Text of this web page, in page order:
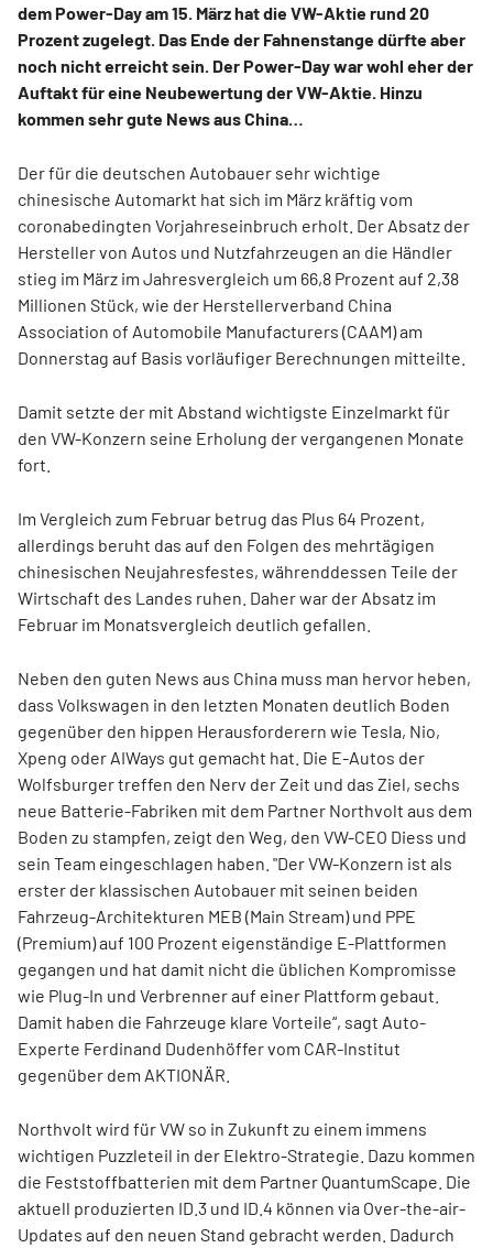
dem Power-Day am 15. März hat die VW-Aktie rund 20
Prozent zugelegt. Das Ende der Fahnenstange dürfte aber
noch nicht erreicht sein. Der Power-Day war wohl eher der
Auftakt für eine Neubewertung der VW-Aktie. Hinzu
kommen sehr gute News aus China…
Der für die deutschen Autobauer sehr wichtige
chinesische Automarkt hat sich im März kräftig vom
coronabedingten Vorjahreseinbruch erholt. Der Absatz der
Hersteller von Autos und Nutzfahrzeugen an die Händler
stieg im März im Jahresvergleich um 66,8 Prozent auf 2,38
Millionen Stück, wie der Herstellerverband China
Association of Automobile Manufacturers (CAAM) am
Donnerstag auf Basis vorläufiger Berechnungen mitteilte.
Damit setzte der mit Abstand wichtigste Einzelmarkt für
den VW-Konzern seine Erholung der vergangenen Monate
fort.
Im Vergleich zum Februar betrug das Plus 64 Prozent,
allerdings beruht das auf den Folgen des mehrtägigen
chinesischen Neujahresfestes, währenddessen Teile der
Wirtschaft des Landes ruhen. Daher war der Absatz im
Februar im Monatsvergleich deutlich gefallen.
Neben den guten News aus China muss man hervor heben,
dass Volkswagen in den letzten Monaten deutlich Boden
gegenüber den hippen Herausforderern wie Tesla, Nio,
Xpeng oder AIWays gut gemacht hat. Die E-Autos der
Wolfsburger treffen den Nerv der Zeit und das Ziel, sechs
neue Batterie-Fabriken mit dem Partner Northvolt aus dem
Boden zu stampfen, zeigt den Weg, den VW-CEO Diess und
sein Team eingeschlagen haben. "Der VW-Konzern ist als
erster der klassischen Autobauer mit seinen beiden
Fahrzeug-Architekturen MEB (Main Stream) und PPE
(Premium) auf 100 Prozent eigenständige E-Plattformen
gegangen und hat damit nicht die üblichen Kompromisse
wie Plug-In und Verbrenner auf einer Plattform gebaut.
Damit haben die Fahrzeuge klare Vorteile“, sagt Auto-
Experte Ferdinand Dudenhöffer vom CAR-Institut
gegenüber dem AKTIONÄR.
Northvolt wird für VW so in Zukunft zu einem immens
wichtigen Puzzleteil in der Elektro-Strategie. Dazu kommen
die Feststoffbatterien mit dem Partner QuantumScape. Die
aktuell produzierten ID.3 und ID.4 können via Over-the-air-
Updates auf den neuen Stand gebracht werden. Dadurch